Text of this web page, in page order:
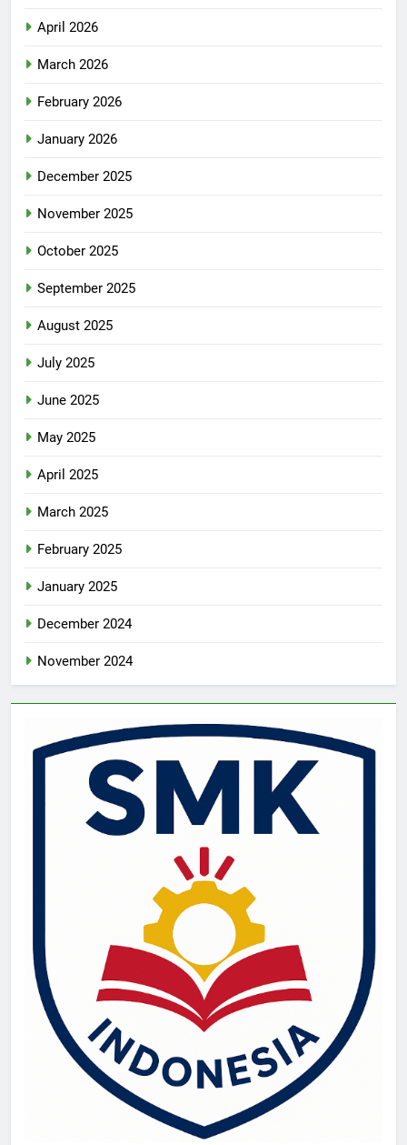
April 2026
March 2026
February 2026
January 2026
December 2025
November 2025
October 2025
September 2025
August 2025
July 2025
June 2025
May 2025
April 2025
March 2025
February 2025
January 2025
December 2024
November 2024